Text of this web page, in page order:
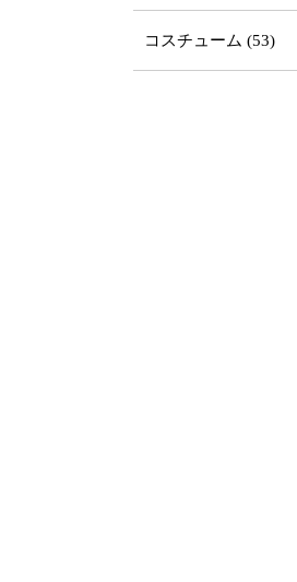
コスチューム (53)